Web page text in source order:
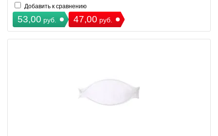
Добавить к сравнению
53,00 руб. 47,00 руб.